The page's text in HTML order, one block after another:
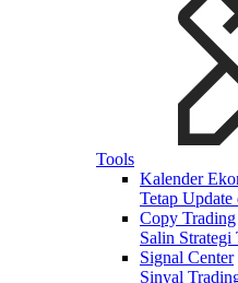
Tools
Kalender
Tetap Update
Copy Trading
Salin
Signal Center
Sinyal